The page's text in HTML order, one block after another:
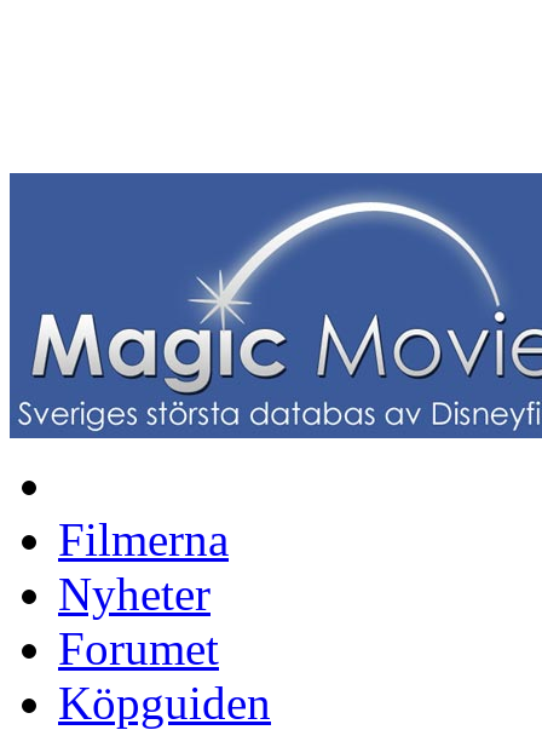
Filmerna
Nyheter
Forumet
Köpguiden